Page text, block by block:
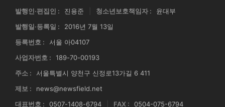
발행인·편집인 :
진용준 청소년보호책임자 :
윤대부
발행일·등록일 :
2016년 7월 13일
등록번호 :
서울 아04107
사업자번호 :
189-70-00193
주소 :
서울특별시 양천구 신정로13가길 6 411
제보 :
news@newsfield.net
대표번호 :
0507-1408-6794 FAX : 0504-075-6794